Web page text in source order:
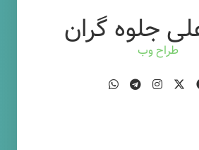
جلوه گران
طراح وب